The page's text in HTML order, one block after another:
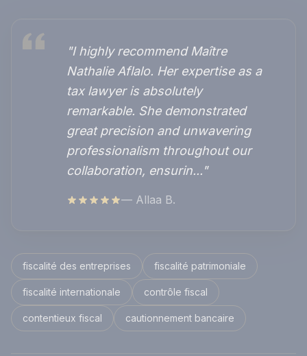
"I highly recommend Maître
Nathalie Aflalo. Her expertise as a
tax lawyer is absolutely
remarkable. She demonstrated
great precision and unwavering
professionalism throughout our
collaboration, ensurin..."
— Allaa B.
fiscalité des entreprises fiscalité patrimoniale
fiscalité internationale contrôle fiscal
contentieux fiscal cautionnement bancaire